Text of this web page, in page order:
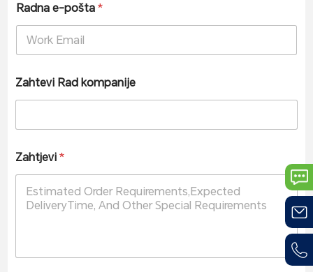
Radna e-pošta*
Zahtevi Rad kompanije
Zahtjevi*